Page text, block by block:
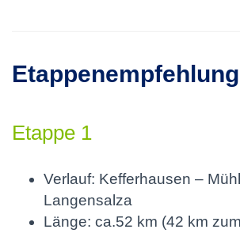
Etappenempfehlung
Etappe 1
Verlauf: Kefferhausen –
Langensalza
Länge: ca.52 km (42 km